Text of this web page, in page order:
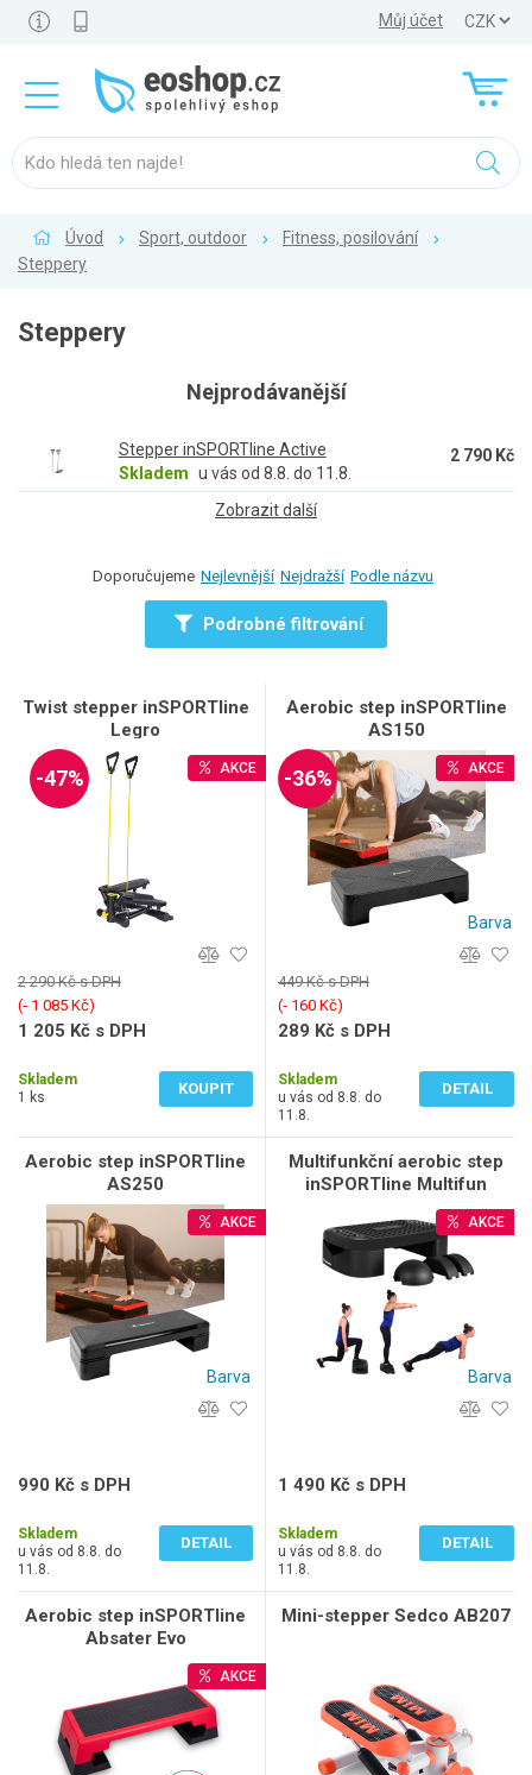
Můj účet
Úvod Sport, outdoor
Fitness, posilování
Steppery
Steppery
Nejprodávanější
Stepper inSPORTline Active
Skladem u vás od 8.8. do 11.8.
2 790 Kč
Zobrazit další
Doporučujeme Nejlevnější Nejdražší Podle názvu
Podrobné filtrování
Twist stepper inSPORTline
Legro
AKCE
-47%
2 290 Kč s DPH
(‐ 1 085 Kč)
1 205 Kč s DPH
Skladem
1 ks
KOUPIT
Aerobic step inSPORTline
AS150
AKCE
-36%
Barva
449 Kč s DPH
(‐ 160 Kč)
289 Kč s DPH
Skladem
u vás od 8.8. do
11.8.
DETAIL
Aerobic step inSPORTline
AS250
AKCE
Barva
990 Kč s DPH
Skladem
u vás od 8.8. do
11.8.
DETAIL
Multifunkční aerobic step
inSPORTline Multifun
AKCE
Barva
1 490 Kč s DPH
Skladem
u vás od 8.8. do
11.8.
DETAIL
Aerobic step inSPORTline
Absater Evo
AKCE
Mini-stepper Sedco AB207